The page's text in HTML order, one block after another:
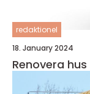
redaktionel
18. January 2024